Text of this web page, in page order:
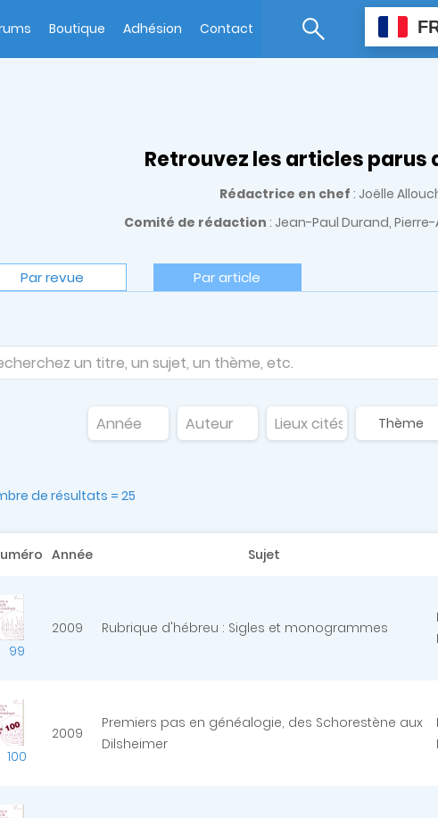
Boutique Adhésion Contact
Retrouvez les articles parus
Rédactrice en chef : Joëlle
Comité de rédaction : Jean-Paul Durand,
Par revue Par article
de résultats = 25
Année Sujet
99
2009 Rubrique d'hébreu : Sigles et monogrammes
100
2009
Premiers pas en généalogie, des Schorestène aux
Dilsheimer